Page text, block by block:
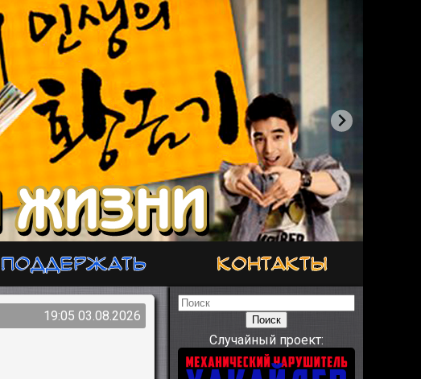
Поддержать Контакты
19:05 03.08.2026 Поиск
Случайный проект: